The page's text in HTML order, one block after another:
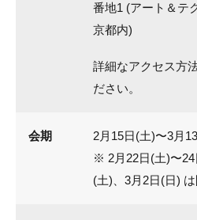
番地1 (アート＆テ
京都内)
詳細なアクセス方
ださい。
会期
2月15日(土)〜3月
※ 2月22日(土)〜24
(土)、3月2日(日) は